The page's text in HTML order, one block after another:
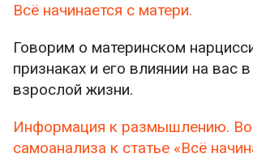
Всё начинается с матери.
Говорим о материнском
признаках и его влиянии на вас
взрослой жизни.
Информация к размышлению.
самоанализа к статье «Всё